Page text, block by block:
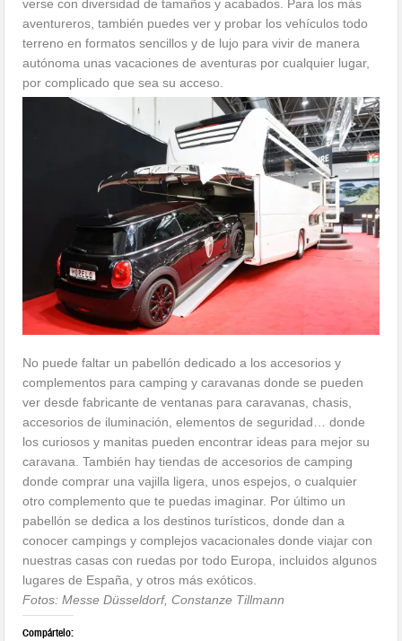
verse con diversidad de tamaños y acabados. Para los más
aventureros, también puedes ver y probar los vehículos todo
terreno en formatos sencillos y de lujo para vivir de manera
autónoma unas vacaciones de aventuras por cualquier lugar,
por complicado que sea su acceso.
No puede faltar un pabellón dedicado a los accesorios y
complementos para camping y caravanas donde se pueden
ver desde fabricante de ventanas para caravanas, chasis,
accesorios de iluminación, elementos de seguridad… donde
los curiosos y manitas pueden encontrar ideas para mejor su
caravana. También hay tiendas de accesorios de camping
donde comprar una vajilla ligera, unos espejos, o cualquier
otro complemento que te puedas imaginar. Por último un
pabellón se dedica a los destinos turísticos, donde dan a
conocer campings y complejos vacacionales donde viajar con
nuestras casas con ruedas por todo Europa, incluidos algunos
lugares de España, y otros más exóticos.
Fotos: Messe Düsseldorf, Constanze Tillmann
Compártelo: